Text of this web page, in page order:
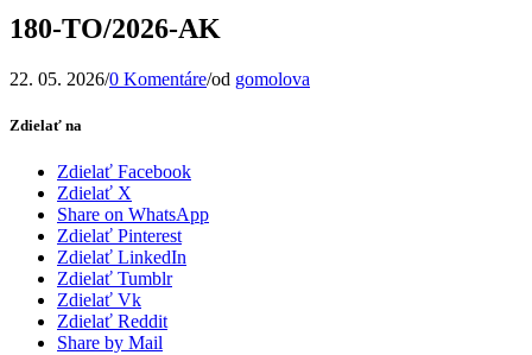
180-TO/2026-AK
22. 05. 2026/0 Komentáre/od gomolova
Zdielať na
Zdielať Facebook
Zdielať X
Share on WhatsApp
Zdielať Pinterest
Zdielať LinkedIn
Zdielať Tumblr
Zdielať Vk
Zdielať Reddit
Share by Mail